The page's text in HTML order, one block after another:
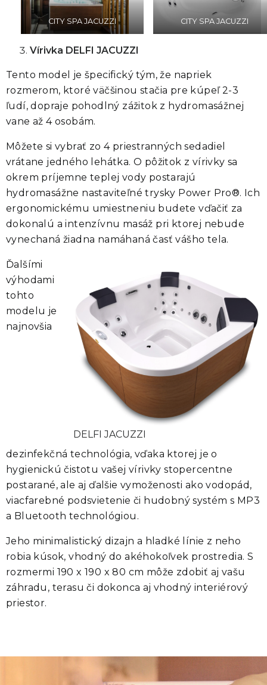
CITY SPA JACUZZI CITY SPA JACUZZI
Vírivka DELFI JACUZZI
Tento model je špecifický tým, že napriek
rozmerom, ktoré väčšinou stačia pre kúpeľ 2-3
ľudí, dopraje pohodlný zážitok z hydromasážnej
vane až 4 osobám.
Môžete si vybrať zo 4 priestranných sedadiel
vrátane jedného lehátka. O pôžitok z vírivky sa
okrem príjemne teplej vody postarajú
hydromasážne nastaviteľné trysky Power Pro®. Ich
ergonomickému umiestneniu budete vďačiť za
dokonalú a intenzívnu masáž pri ktorej nebude
vynechaná žiadna namáhaná časť vášho tela.
DELFI JACUZZI
Ďalšími
výhodami
tohto
modelu je
najnovšia
dezinfekčná technológia, vďaka ktorej je o
hygienickú čistotu vašej vírivky stopercentne
postarané, ale aj ďalšie vymoženosti akovodopád,
viacfarebné podsvietenie či hudobný systém s MP3
a Bluetooth technológiou.
Jeho minimalistický dizajn a hladké línie z neho
robia kúsok,vhodný do akéhokoľvek prostredia. S
rozmermi 190 x 190 x 80 cm môže zdobiť aj vašu
záhradu, terasu či dokonca aj vhodný interiérový
priestor.